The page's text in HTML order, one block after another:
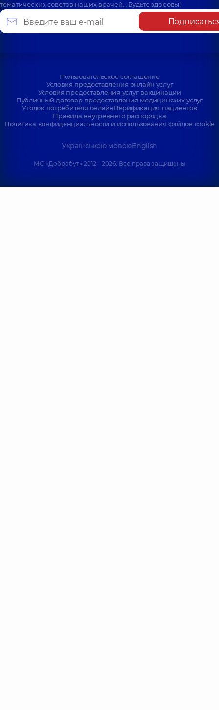
тематических советов наших врачей… Будьте здоровы!
Пользовательское соглашение
Условия предоставления онлайн услуг
Условия предоставления услуг вакцинации
Публичный договор предоставления медицинских услуг
Уголок потребителя онлайнВерификация пациентов
Правила внутреннего распорядка
Политика конфиденциальности и использования файлов cookie
Українською мовоюEnglish
МС «Добробут» 2012 - 2026. Все права защищены